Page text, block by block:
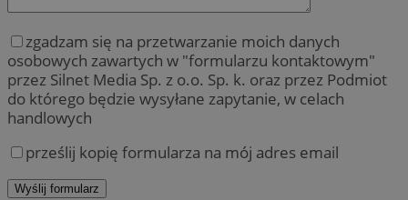
zgadzam się na przetwarzanie moich danych
osobowych zawartych w "formularzu kontaktowym"
przez Silnet Media Sp. z o.o. Sp. k. oraz przez Podmiot
do którego będzie wysyłane zapytanie, w celach
handlowych
prześlij kopię formularza na mój adres email